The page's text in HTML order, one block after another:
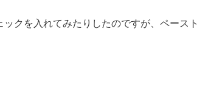
クを入れてみたりしたのですが、ペースト